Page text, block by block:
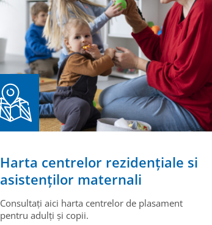
Harta centrelor rezidențiale si
asistenților maternali
Consultați aici harta centrelor de plasament
pentru adulți și copii.